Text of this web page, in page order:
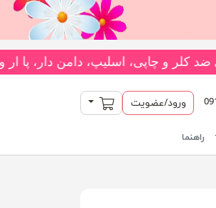
تنوع بادی‌های یکسره فانتزی را از فروشگاه ما بخواهید! 👗 متنوع‌ترین کلکسیون
ورود/عضویت سبد خرید
راهنما